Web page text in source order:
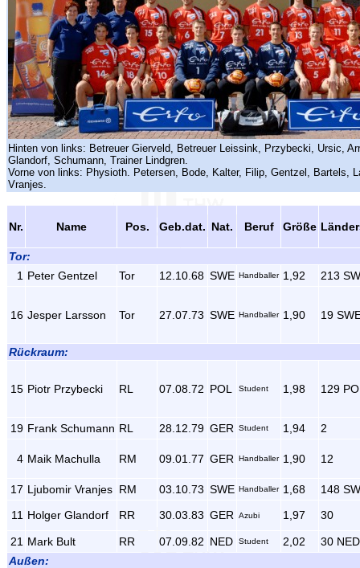
Hinten von links: Betreuer Gierveld, Betreuer Leissink, Przybecki, Ursic,
Glandorf, Schumann, Trainer Lindgren.
Vorne von links: Physioth. Petersen, Bode, Kalter, Filip, Gentzel, Bartels,
Vranjes.
Nr. Name Pos. Geb.dat. Nat. Beruf Größe
Tor:
1 Peter Gentzel Tor 12.10.68 SWE Handballer 1,92 213
16 Jesper Larsson Tor 27.07.73 SWE Handballer 1,90 19
Rückraum:
15 Piotr Przybecki RL 07.08.72 POL Student 1,98 129
19 Frank Schumann RL 28.12.79 GER Student 1,94 2
4 Maik Machulla RM 09.01.77 GER Handballer 1,90 12
17 Ljubomir Vranjes RM 03.10.73 SWE Handballer 1,68
148
11 Holger Glandorf RR 30.03.83 GER Azubi 1,97 30
21 Mark Bult RR 07.09.82 NED Student 2,02
30 NED
Außen: